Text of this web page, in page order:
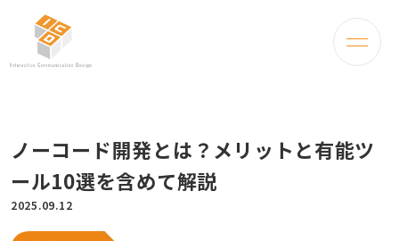
ノーコード開発とは？メリットと有能ツ
ール10選を含めて解説
2025.09.12